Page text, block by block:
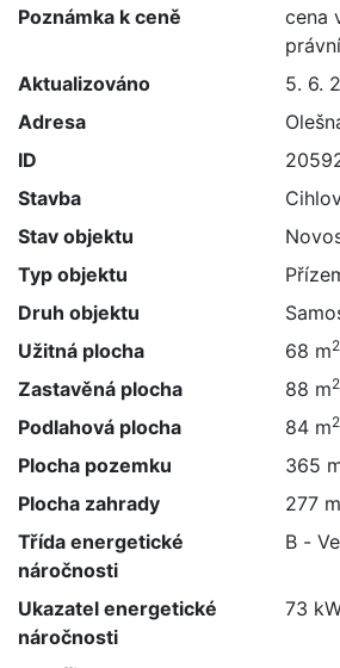
Poznámka k ceně
cena
Aktualizováno
5. 6.
Adresa
ID
Stavba
Stav objektu
Typ objektu
Druh objektu
Užitná plocha
68 m2
Zastavěná plocha 88 m2
Podlahová plocha 84 m2
Plocha pozemku 365
Plocha zahrady 277 m
Třída energetické
náročnosti
B -
Ukazatel energetické
náročnosti
73